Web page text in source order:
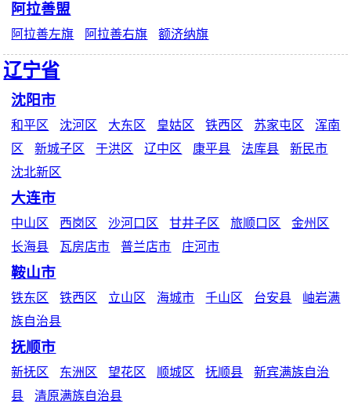
阿拉善盟
阿拉善左旗 阿拉善右旗 额济纳旗
辽宁省
沈阳市
和平区 沈河区 大东区 皇姑区 铁西区 苏家屯区
浑南
区
新城子区 于洪区 辽中区 康平县 法库县
新民市
沈北新区
大连市
中山区 西岗区 沙河口区 甘井子区 旅顺口区
金州区
长海县
瓦房店市 普兰店市 庄河市
鞍山市
铁东区 铁西区 立山区 海城市 千山区 台安县
岫岩满
族自治县
抚顺市
新抚区 东洲区 望花区 顺城区 抚顺县
新宾满族自治
县
清原满族自治县